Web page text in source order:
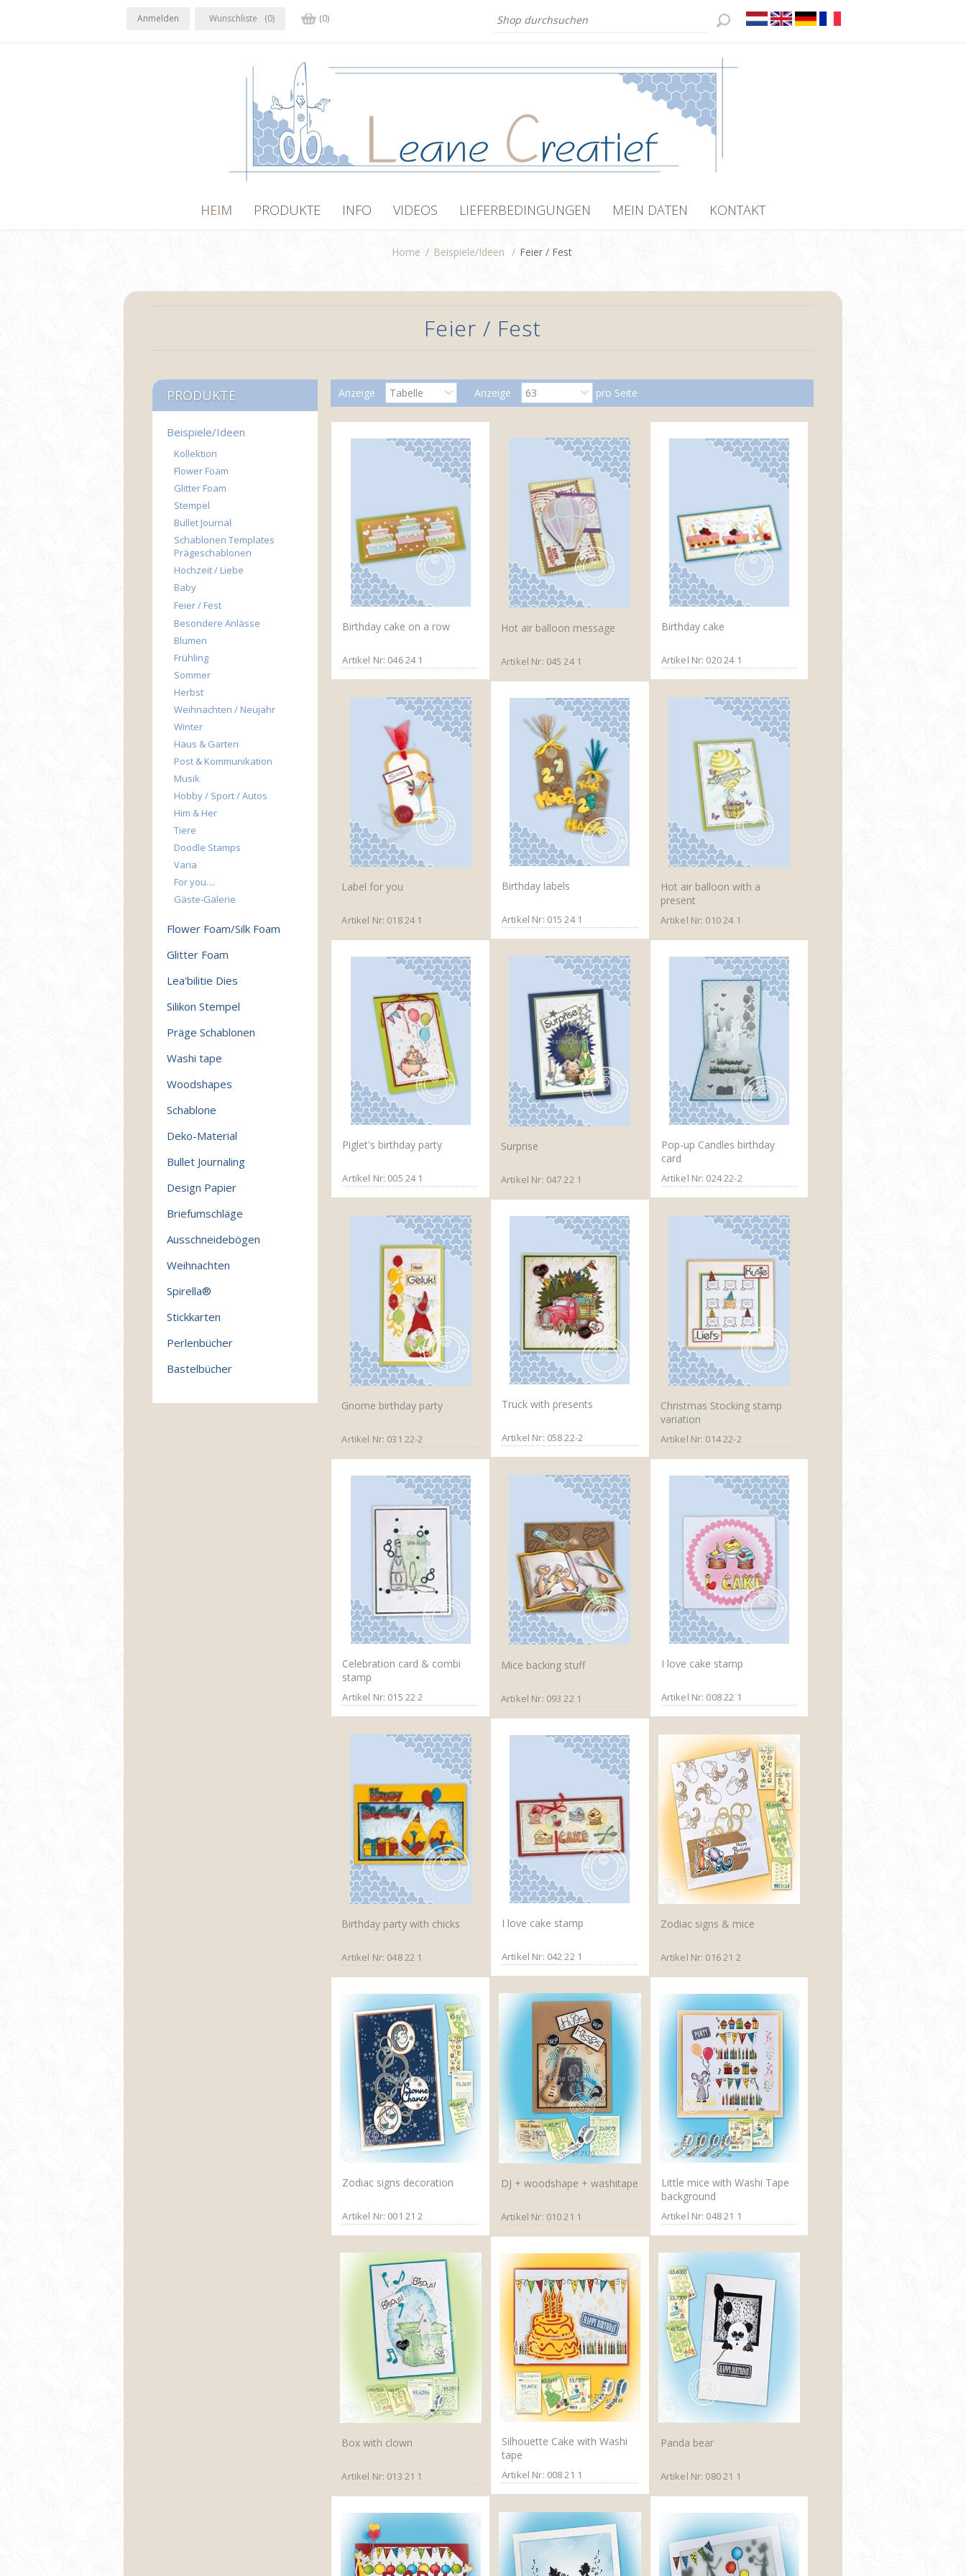
Anmelden Wunschliste (0) (0)
HEIM PRODUKTE INFO VIDEOS LIEFERBEDINGUNGEN MEIN DATEN KONTAKT
Home / Beispiele/Ideen / Feier / Fest
Feier / Fest
Anzeige Tabelle Anzeige 63 pro Seite
Birthday cake on a row
Artikel Nr: 046 24 1
Hot air balloon message
Artikel Nr: 045 24 1
Birthday cake
Artikel Nr: 020 24 1
Label for you
Artikel Nr: 018 24 1
Birthday labels
Artikel Nr: 015 24 1
Hot air balloon with a
present
Artikel Nr: 010 24 1
Piglet's birthday party
Artikel Nr: 005 24 1
Surprise
Artikel Nr: 047 22 1
Pop-up Candles birthday
card
Artikel Nr: 024 22-2
Gnome birthday party
Artikel Nr: 031 22-2
Truck with presents
Artikel Nr: 058 22-2
Christmas Stocking stamp
variation
Artikel Nr: 014 22-2
Celebration card & combi
stamp
Artikel Nr: 015 22 2
Mice backing stuff
Artikel Nr: 093 22 1
I love cake stamp
Artikel Nr: 008 22 1
Birthday party with chicks
Artikel Nr: 048 22 1
I love cake stamp
Artikel Nr: 042 22 1
Zodiac signs & mice
Artikel Nr: 016 21 2
Zodiac signs decoration
Artikel Nr: 001 21 2
DJ + woodshape + washitape
Artikel Nr: 010 21 1
Little mice with Washi Tape
background
Artikel Nr: 048 21 1
Box with clown
Artikel Nr: 013 21 1
Silhouette Cake with Washi
tape
Artikel Nr: 008 21 1
Panda bear
Artikel Nr: 080 21 1
PRODUKTE
Beispiele/Ideen
Kollektion
Flower Foam
Glitter Foam
Stempel
Bullet Journal
Schablonen Templates
Prägeschablonen
Hochzeit / Liebe
Baby
Feier / Fest
Besondere Anlässe
Blumen
Frühling
Sommer
Herbst
Weihnachten / Neujahr
Winter
Haus & Garten
Post & Kommunikation
Musik
Hobby / Sport / Autos
Him & Her
Tiere
Doodle Stamps
Varia
For you....
Gäste-Galerie
Flower Foam/Silk Foam
Glitter Foam
Lea'bilitie Dies
Silikon Stempel
Präge Schablonen
Washi tape
Woodshapes
Schablone
Deko-Material
Bullet Journaling
Design Papier
Briefumschläge
Ausschneidebögen
Weihnachten
Spirella®
Stickkarten
Perlenbücher
Bastelbücher